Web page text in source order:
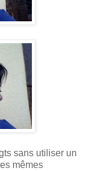
sans utiliser un
mêmes